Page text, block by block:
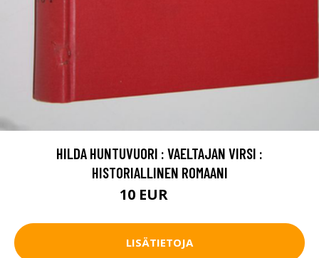
HILDA HUNTUVUORI : VAELTAJAN VIRSI :
HISTORIALLINEN ROMAANI
10 EUR
LISÄTIETOJA